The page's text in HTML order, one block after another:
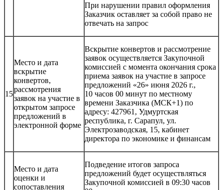
При нарушении правил оформления
Заказчик оставляет за собой право не
отвечать на запрос
15
Место и дата
вскрытие
конвертов,
рассмотрения
заявок на участие в
открытом запросе
предложений в
электронной форме
Вскрытие конвертов и рассмотрение
заявок осуществляется Закупочной
комиссией с момента окончания срока
приема заявок на участие в запросе
предложений «26» июня 2026 г.,
10 часов 00 минут по местному
времени Заказчика (МСК+1) по
адресу: 427961, Удмуртская
республика, г. Сарапул, ул.
Электрозаводская, 15, кабинет
директора по экономике и финансам
Место и дата
оценки и
сопоставления
Подведение итогов запроса
предложений будет осуществляться
Закупочной комиссией в 09:30 часов